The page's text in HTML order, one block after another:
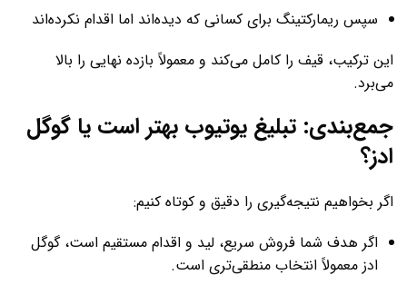
سپس ریمارکتینگ برای کسانی که دیده‌اند اما اقدام نکرده‌اند
این ترکیب، قیف را کامل می‌کند و معمولاً بازده نهایی را بالا
می‌برد.
جمع‌بندی: تبلیغ یوتیوب بهتر است یا گوگل
ادز؟
اگر بخواهیم نتیجه‌گیری را دقیق و کوتاه کنیم:
اگر هدف شما فروش سریع، لید و اقدام مستقیم است، گوگل
ادز معمولاً انتخاب منطقی‌تری است.